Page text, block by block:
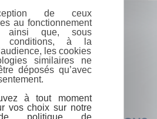
de ceux
au fonctionnement
que, sous
conditions, à la
les cookies
similaires ne
déposés qu’avec
à tout moment
vos choix sur notre
politique de